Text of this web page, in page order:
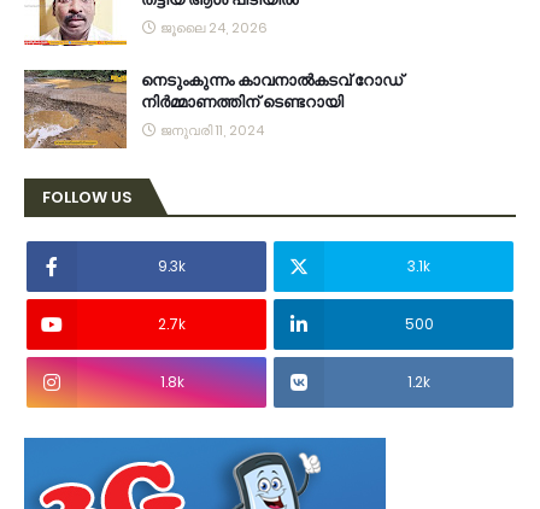
ജൂലൈ 24, 2026
നെടുംകുന്നം കാവനാല്‍കടവ് റോഡ്
നിര്‍മ്മാണത്തിന് ടെണ്ടറായി
ജനുവരി 11, 2024
FOLLOW US
9.3k 3.1k
2.7k 500
1.8k 1.2k